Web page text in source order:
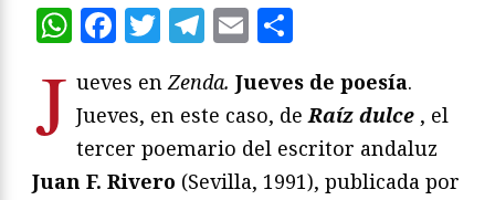
WhatsApp
Facebook
Twitter
Telegram
Email
J ueves enZenda. Jueves de poesía.
Jueves, en este caso, deRaíz dulce , el
tercer poemario del escritor andaluz
Juan F. Rivero (Sevilla, 1991), publicada por